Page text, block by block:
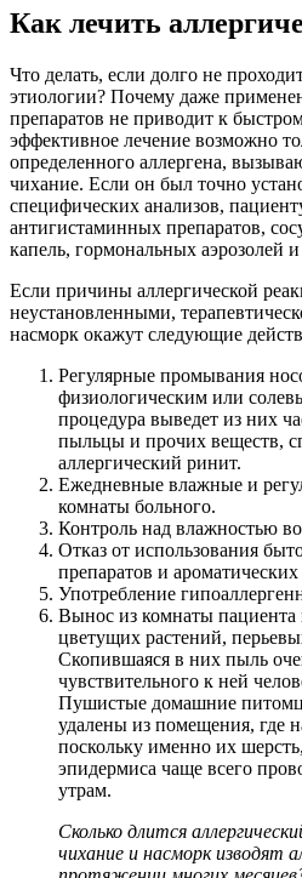
Как лечить
Что делать, если долго не
этиологии? Почему даже
препаратов не приводит к
эффективное лечение возможно
определенного аллергена,
чихание. Если он был точно
специфических анализов,
антигистаминных препаратов,
капель, гормональных аэрозолей
Если причины аллергической
неустановленными,
насморк окажут следующие
Регулярные промывания
физиологическим или
процедура выведет из них
пыльцы и прочих веществ,
аллергический ринит.
Ежедневные влажные и
комнаты больного.
Контроль над влажностью
Отказ от использования
препаратов и
Употребление
Вынос из комнаты пациента
цветущих растений,
Скопившаяся в них пыль
чувствительного к ней
Пушистые домашние
удалены из помещения, где
поскольку именно их
эпидермиса чаще всего
утрам.
Сколько длится
чихание и насморк изводят